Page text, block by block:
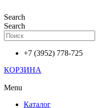
к
содержимому
Search
Search
+7 (3952) 778-725
КОРЗИНА
Menu
Каталог